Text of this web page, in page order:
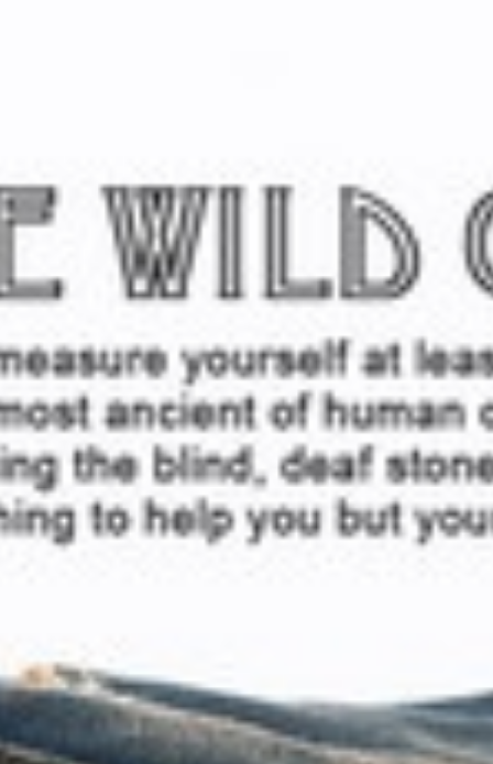
专题 | 攻略 | 快消 | 时尚 | 智能 | 娱乐 运动 | 生活 | 设计 |
今日消费资讯 | 实验室带你过周末 实验室带你过假期
市月报
每周鞋报 | 实验室数字 | 新鲜社会人
实验室TV
买不买
活动
旗下产品